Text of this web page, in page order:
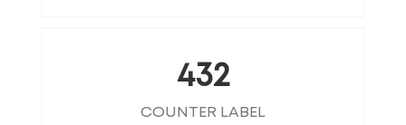
432
COUNTER LABEL